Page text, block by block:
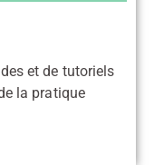
et de tutoriels
la pratique